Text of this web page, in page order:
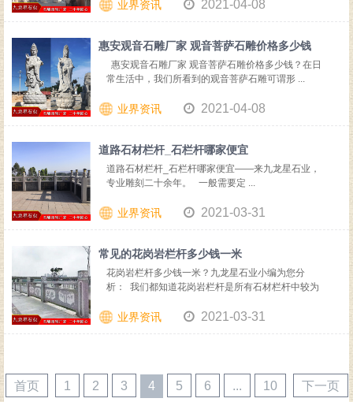
业界资讯 2021-04-08
惠安观音石雕厂家 观音菩萨石雕价格多少钱
惠安观音石雕厂家 观音菩萨石雕价格多少钱？在日
常生活中，我们所看到的观音菩萨石雕可谓形 ...
业界资讯 2021-04-08
道路石材栏杆_石栏杆哪家便宜
道路石材栏杆_石栏杆哪家便宜——来九龙星石业，
专业雕刻二十余年。 一般需要定 ...
业界资讯 2021-03-31
常见的花岗岩栏杆多少钱一米
花岗岩栏杆多少钱一米？九龙星石业小编为您分
析： 我们都知道花岗岩栏杆是所有石材栏杆中较为
业界资讯 2021-03-31
首页 1 2 3 4 5 6 ... 10 下一页